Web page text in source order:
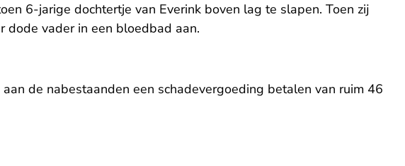
6-jarige dochtertje van Everink boven lag te slapen. Toen zij
dode vader in een bloedbad aan.
de nabestaanden een schadevergoeding betalen van ruim 46